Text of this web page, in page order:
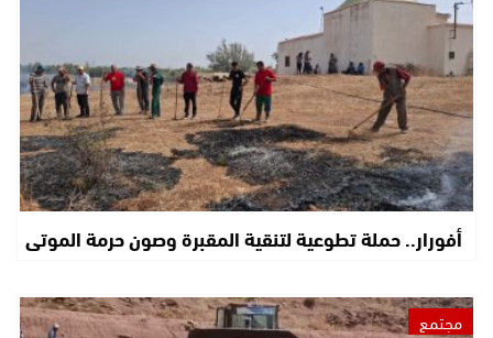
أفورار.. حملة تطوعية لتنقية المقبرة وصون حرمة الموتى
مجتمع